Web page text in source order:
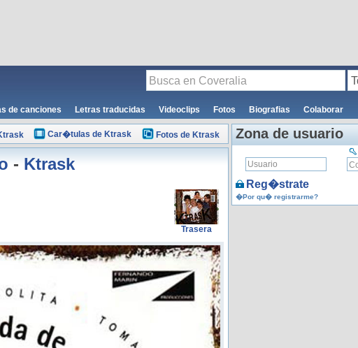
de canciones Letras traducidas Videoclips Fotos Biografias Colaborar
Car�tulas de Ktrask Fotos de Ktrask
- Ktrask
Trasera
Zona de usuario
Reg�strate
�Por qu� registrarme?